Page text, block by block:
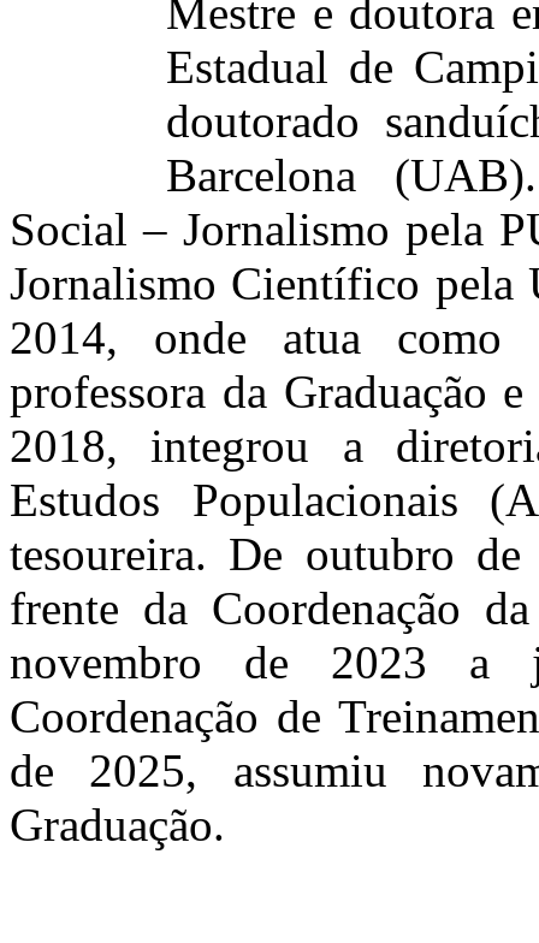
Mestre e doutora
Estadual de
doutorado
Barcelona
Social – Jornalismo pela
Jornalismo Científico pela
2014, onde atua como
professora da Graduação
2018, integrou a
Estudos Populacionais
tesoureira. De outubro
frente da Coordenação
novembro de 2023 a
Coordenação de
de 2025, assumiu
Graduação.